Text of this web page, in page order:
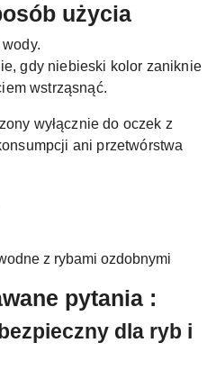
użycia
gdy niebieski kolor zaniknie
wstrząsnąć.
wyłącznie do oczek z
ani przetwórstwa
z rybami ozdobnymi
pytania :
dla ryb i